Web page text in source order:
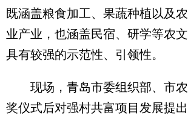
既涵盖粮食加工、果蔬种植以及
业产业，也涵盖民宿、研学等农
具有较强的示范性、引领性。
现场，青岛市委组织部、市农
奖仪式后对强村共富项目发展提